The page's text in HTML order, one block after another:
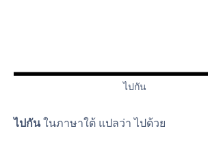
ไปกัน
ไปกันในภาษาใต้ แปลว่า ไปด้วย